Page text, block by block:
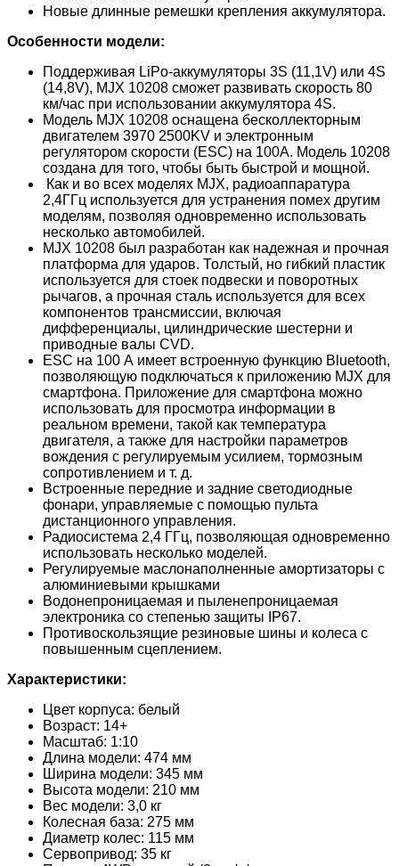
Новые длинные ремешки крепления аккумулятора.
Особенности модели:
Поддерживая LiPo-аккумуляторы 3S (11,1V) или 4S
(14,8V), MJX 10208 сможет развивать скорость 80
км/час при использовании аккумулятора 4S.
Модель MJX 10208 оснащена бесколлекторным
двигателем 3970 2500KV и электронным
регулятором скорости (ESC) на 100А. Модель 10208
создана для того, чтобы быть быстрой и мощной.
Как и во всех моделях MJX, радиоаппаратура
2,4ГГц используется для устранения помех другим
моделям, позволяя одновременно использовать
несколько автомобилей.
MJX 10208 был разработан как надежная и прочная
платформа для ударов. Толстый, но гибкий пластик
используется для стоек подвески и поворотных
рычагов, а прочная сталь используется для всех
компонентов трансмиссии, включая
дифференциалы, цилиндрические шестерни и
приводные валы CVD.
ESC на 100 А имеет встроенную функцию Bluetooth,
позволяющую подключаться к приложению MJX для
смартфона. Приложение для смартфона можно
использовать для просмотра информации в
реальном времени, такой как температура
двигателя, а также для настройки параметров
вождения с регулируемым усилием, тормозным
сопротивлением и т. д.
Встроенные передние и задние светодиодные
фонари, управляемые с помощью пульта
дистанционного управления.
Радиосистема 2,4 ГГц, позволяющая одновременно
использовать несколько моделей.
Регулируемые маслонаполненные амортизаторы с
алюминиевыми крышками
Водонепроницаемая и пыленепроницаемая
электроника со степенью защиты IP67.
Противоскользящие резиновые шины и колеса с
повышенным сцеплением.
Характеристики:
Цвет корпуса: белый
Возраст: 14+
Масштаб: 1:10
Длина модели: 474 мм
Ширина модели: 345 мм
Высота модели: 210 мм
Вес модели: 3,0 кг
Колесная база: 275 мм
Диаметр колес: 115 мм
Сервопривод: 35 кг